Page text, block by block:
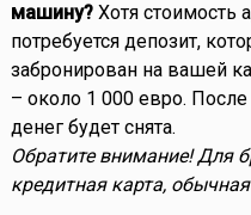
машину?Хотя стоимость
потребуется депозит,
забронирован на вашей
– около 1 000 евро.
денег будет снята.
Обратите внимание! Для
кредитная карта,